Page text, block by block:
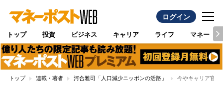
ログイン
トップ 投資 ビジネス キャリア ライフ マネー
トップ 連載・著者 河合雅司「人口減少ニッポンの活路」 今やキャリア官